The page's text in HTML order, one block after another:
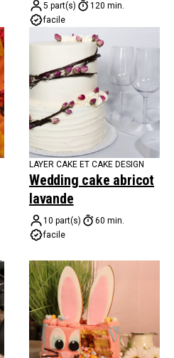
5 part(s)
120 min.
facile
LAYER CAKE ET CAKE DESIGN
Wedding cake abricot
lavande
10 part(s)
60 min.
facile